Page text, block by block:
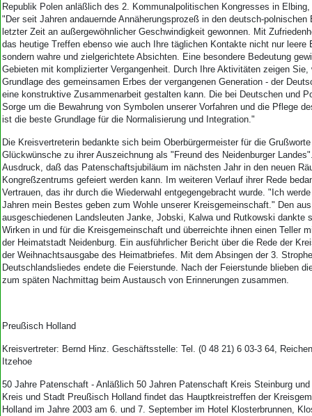
Republik Polen anläßlich des 2. Kommunalpolitischen Kongresses in
"Der seit Jahren andauernde Annäherungsprozeß in den deutsch-polnischen
letzter Zeit an außergewöhnlicher Geschwindigkeit gewonnen. Mit
das heutige Treffen ebenso wie auch Ihre täglichen Kontakte nicht nur leere
sondern wahre und zielgerichtete Absichten. Eine besondere Bedeutung
Gebieten mit komplizierter Vergangenheit. Durch Ihre Aktivitäten zeigen Sie,
Grundlage des gemeinsamen Erbes der vergangenen Generation - der
eine konstruktive Zusammenarbeit gestalten kann. Die bei Deutschen und
Sorge um die Bewahrung von Symbolen unserer Vorfahren und die Pflege
ist die beste Grundlage für die Normalisierung und Integration."
Die Kreisvertreterin bedankte sich beim Oberbürgermeister für die
Glückwünsche zu ihrer Auszeichnung als "Freund des Neidenburger
Ausdruck, daß das Patenschaftsjubiläum im nächsten Jahr in den neuen
Kongreßzentrums gefeiert werden kann. Im weiteren Verlauf ihrer Rede
Vertrauen, das ihr durch die Wiederwahl entgegengebracht wurde. "Ich
Jahren mein Bestes geben zum Wohle unserer Kreisgemeinschaft." Den
ausgeschiedenen Landsleuten Janke, Jobski, Kalwa und Rutkowski dankte
Wirken in und für die Kreisgemeinschaft und überreichte ihnen einen Teller
der Heimatstadt Neidenburg. Ein ausführlicher Bericht über die Rede der
der Weihnachtsausgabe des Heimatbriefes. Mit dem Absingen der 3.
Deutschlandsliedes endete die Feierstunde. Nach der Feierstunde blieben
zum späten Nachmittag beim Austausch von Erinnerungen zusammen.
Preußisch Holland
Kreisvertreter: Bernd Hinz. Geschäftsstelle: Tel. (0 48 21) 6 03-3 64,
Itzehoe
50 Jahre Patenschaft - Anläßlich 50 Jahren Patenschaft Kreis Steinburg
Kreis und Stadt Preußisch Holland findet das Hauptkreistreffen der
Holland im Jahre 2003 am 6. und 7. September im Hotel Klosterbrunnen,